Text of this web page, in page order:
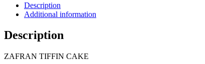
Description
Additional information
Description
ZAFRAN TIFFIN CAKE